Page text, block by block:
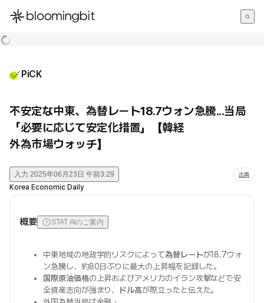
한국어
PiCK
不安定な中東、為替レート18.7ウォン急騰...当局
「必要に応じて安定化措置」【韓経
外為市場ウォッチ】
入力 2025年06月23日 午前3:29 出典
Korea Economic Daily
概要 STAT AIのご案内
中東地域の地政学的リスクによって為替レートが18.7ウォ
ン急騰し、約80日ぶりに最大の上昇幅を記録した。
国際原油価格の上昇およびアメリカのイラン攻撃などで安
全資産志向が強まり、
ドル高が際立ったと伝えた。